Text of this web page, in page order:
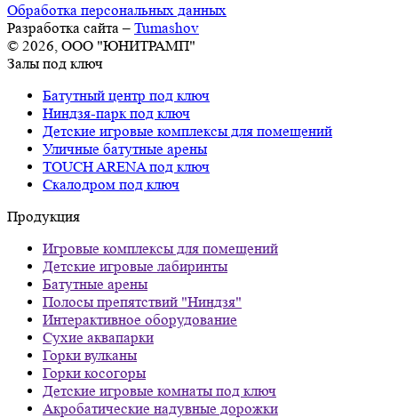
Обработка персональных данных
Разработка сайта – Tumashov
© 2026, ООО "ЮНИТРАМП"
Залы под ключ
Батутный центр под ключ
Ниндзя-парк под ключ
Детские игровые комплексы для помещений
Уличные батутные арены
TOUCH ARENA под ключ
Скалодром под ключ
Продукция
Игровые комплексы для помещений
Детские игровые лабиринты
Батутные арены
Полосы препятствий "Ниндзя"
Интерактивное оборудование
Сухие аквапарки
Горки вулканы
Горки косогоры
Детские игровые комнаты под ключ
Акробатические надувные дорожки